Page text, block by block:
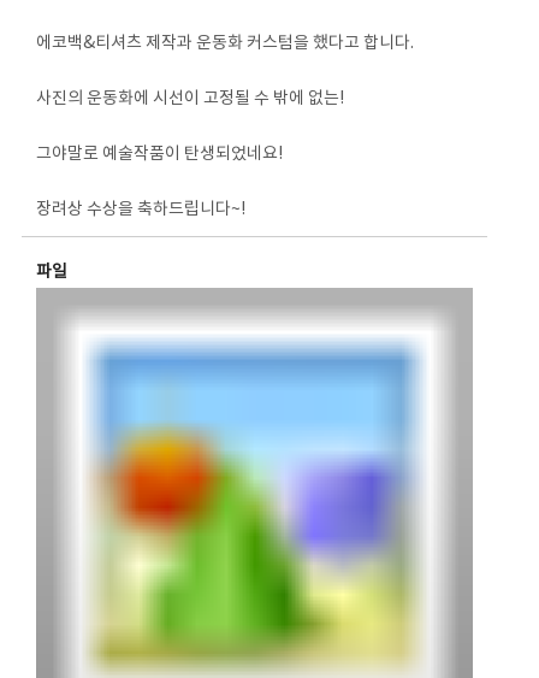
에코백&티셔츠 제작과 운동화 커스텀을 했다고 합니다.
사진의 운동화에 시선이 고정될 수 밖에 없는!
그야말로 예술작품이 탄생되었네요!
장려상 수상을 축하드립니다~!
파일